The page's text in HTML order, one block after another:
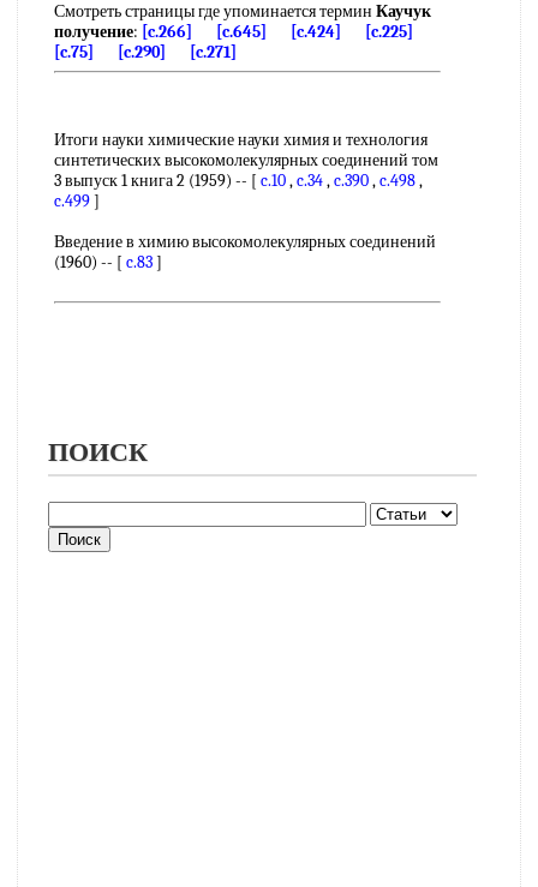
Смотреть страницы где упоминается термин Каучук
получение: [c.266] [c.645] [c.424]
[c.225]
[c.75]
[c.290] [c.271]
Итоги науки химические науки химия и технология
синтетических высокомолекулярных соединений том
3 выпуск 1 книга 2 (1959) -- [ c.10,c.34,c.390,c.498,
c.499]
Введение в химию высокомолекулярных соединений
(1960) -- [ c.83]
ПОИСК